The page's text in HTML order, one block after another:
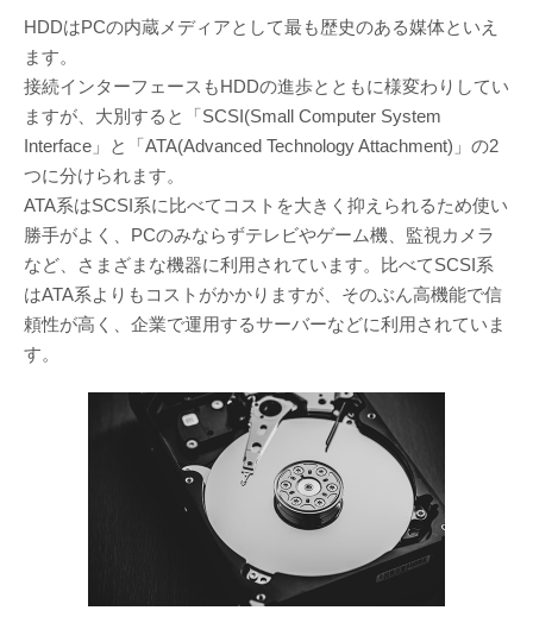
HDDはPCの内蔵メディアとして最も歴史のある媒体といえ
ます。
接続インターフェースもHDDの進歩とともに様変わりしてい
ますが、大別すると「SCSI(Small Computer System
Interface」と「ATA(Advanced Technology Attachment)」の2
つに分けられます。
ATA系はSCSI系に比べてコストを大きく抑えられるため使い
勝手がよく、PCのみならずテレビやゲーム機、監視カメラ
など、さまざまな機器に利用されています。比べてSCSI系
はATA系よりもコストがかかりますが、そのぶん高機能で信
頼性が高く、企業で運用するサーバーなどに利用されていま
す。
会社案内・会社概要